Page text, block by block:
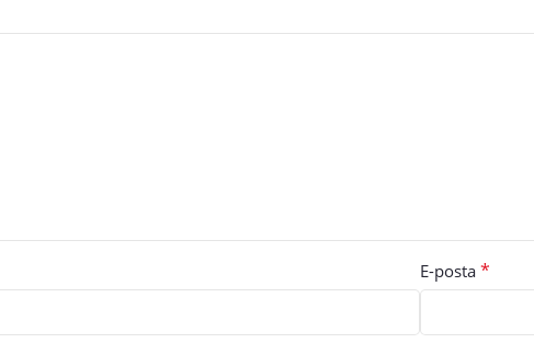
E-posta *